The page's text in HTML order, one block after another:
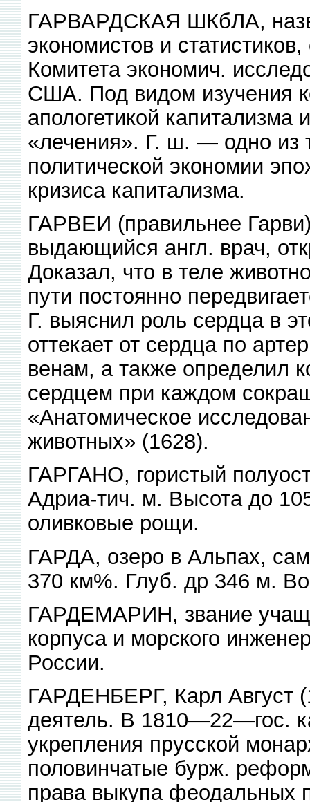
ГАРВАРДСКАЯ ШКбЛА,
экономистов и
Комитета экономич.
США. Под видом изучения
апологетикой капитализма
«лечения». Г. ш. — одно из
политической экономии
кризиса капитализма.
ГАРВЕИ (правильнее
выдающийся англ. врач,
Доказал, что в теле
пути постоянно
Г. выяснил роль сердца в
оттекает от сердца по
венам, а также определил
сердцем при каждом
«Анатомическое
животных» (1628).
ГАРГАНО, гористый
Адриа-тич. м. Высота до
оливковые рощи.
ГАРДА, озеро в Альпах,
370 км%. Глуб. др 346 м.
ГАРДЕМАРИН, звание
корпуса и морского
России.
ГАРДЕНБЕРГ, Карл Август
деятель. В 1810—22—гос.
укрепления прусской
половинчатые бурж.
права выкупа феодальных